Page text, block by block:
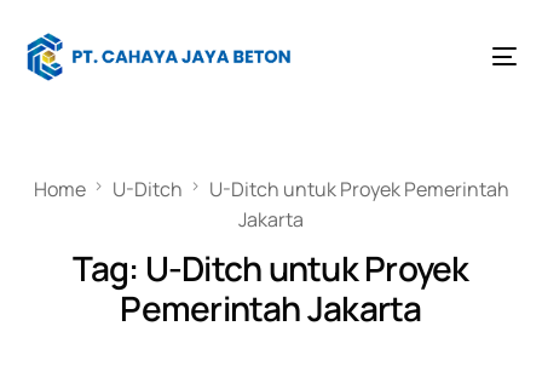
Home U-Ditch
U-Ditch untuk Proyek Pemerintah
Jakarta
Tag: U-Ditch untuk Proyek
Pemerintah Jakarta